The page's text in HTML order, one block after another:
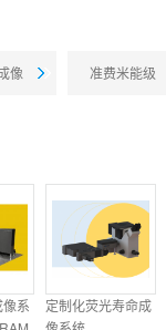
像 准费米能级
系
定制化荧光寿命成